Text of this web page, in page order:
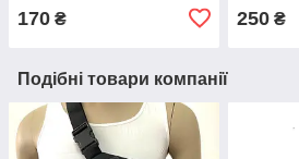
170 ₴ 250₴
Подібні товари компанії